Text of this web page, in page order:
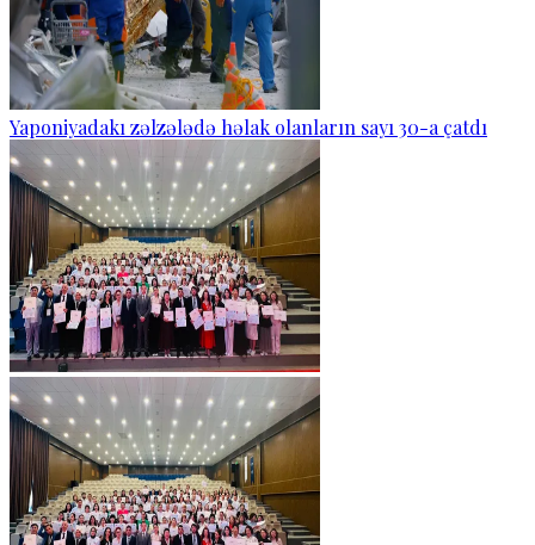
Yaponiyadakı zəlzələdə həlak olanların sayı 30-a çatdı